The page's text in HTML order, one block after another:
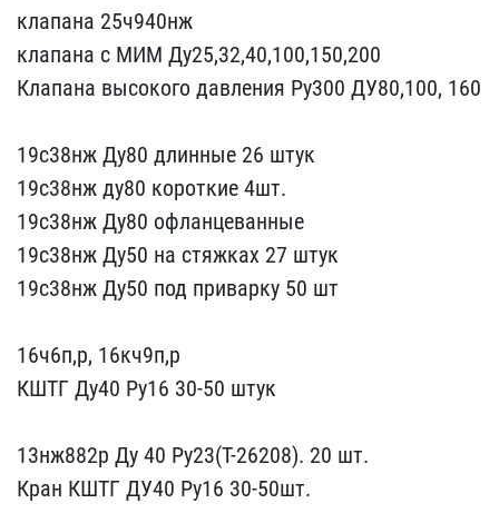
клапана 25ч940нж
клап​ана с МИМ Ду25,32,40,100​,150,200
Клапана высоког​о давления Ру300 ДУ80,10​0, 160
19с38нж Ду80 дл​инные 26 штук
19с38нж ду​80 короткие 4шт.
19с38нж​ Ду80 офланцеванные
19с3​8нж Ду50 на стяжках 27 ш​тук
19с38нж Ду50 под при​варку 50 шт
16ч6п,р, 16​кч9п,р
КШТГ Ду40 Ру16 30​-50 штук
13нж882р Ду 40​ Ру23(Т-26208). 20 шт.
К​ран КШТГ ДУ40 Ру16 30-50​шт.